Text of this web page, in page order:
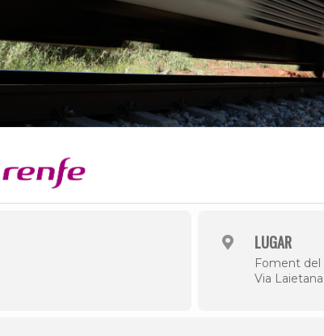
LUGAR
Foment del
Via